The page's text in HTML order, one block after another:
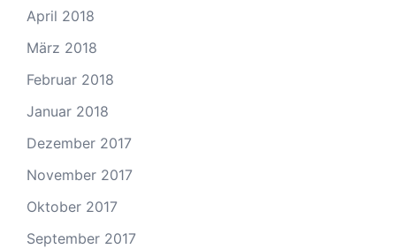
April 2018
März 2018
Februar 2018
Januar 2018
Dezember 2017
November 2017
Oktober 2017
September 2017